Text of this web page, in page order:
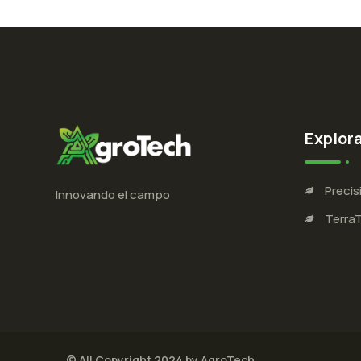
Innovando el campo